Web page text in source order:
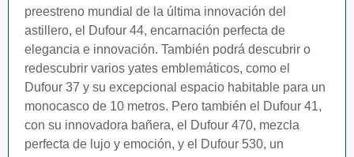
preestreno mundial de la última innovación del
astillero, el Dufour 44, encarnación perfecta de
elegancia e innovación. También podrá descubrir o
redescubrir varios yates emblemáticos, como el
Dufour 37 y su excepcional espacio habitable para un
monocasco de 10 metros. Pero también el Dufour 41,
con su innovadora bañera, el Dufour 470, mezcla
perfecta de lujo y emoción, y el Dufour 530, un